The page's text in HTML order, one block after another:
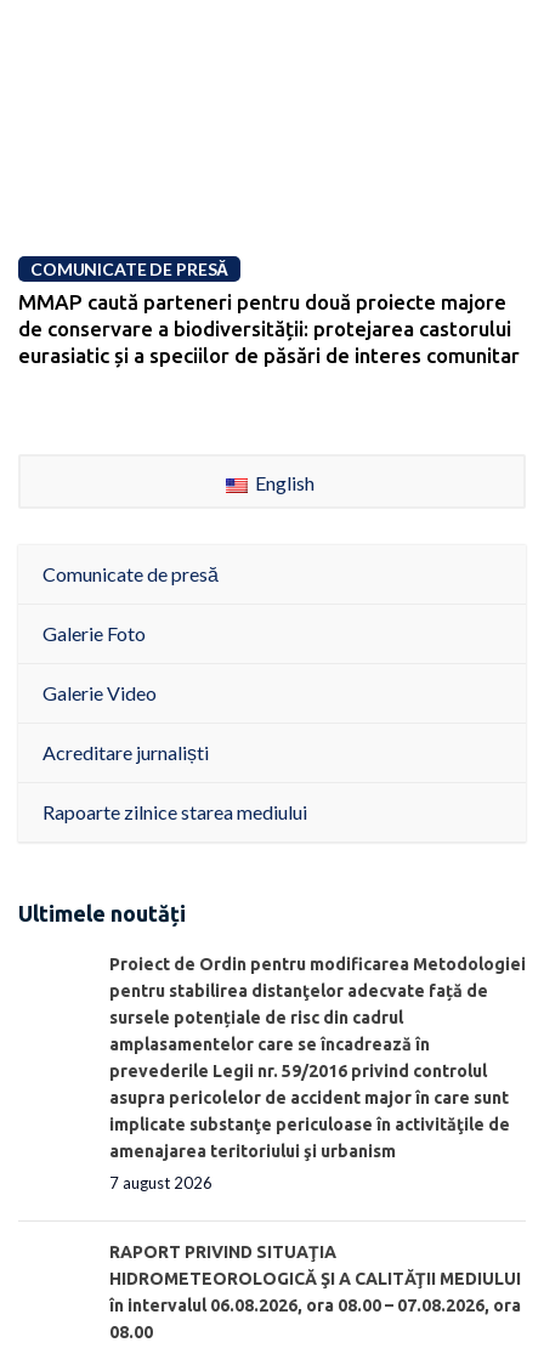
COMUNICATE DE PRESĂ
MMAP caută parteneri pentru două proiecte majore
de conservare a biodiversității: protejarea castorului
eurasiatic și a speciilor de păsări de interes comunitar
English
Comunicate de presă
Galerie Foto
Galerie Video
Acreditare jurnaliști
Rapoarte zilnice starea mediului
Ultimele noutăți
Proiect de Ordin pentru modificarea Metodologiei
pentru stabilirea distanţelor adecvate față de
sursele potențiale de risc din cadrul
amplasamentelor care se încadrează în
prevederile Legii nr. 59/2016 privind controlul
asupra pericolelor de accident major în care sunt
implicate substanţe periculoase în activităţile de
amenajarea teritoriului şi urbanism
7 august 2026
RAPORT PRIVIND SITUAŢIA
HIDROMETEOROLOGICĂ ŞI A CALITĂŢII MEDIULUI
în intervalul 06.08.2026, ora 08.00 – 07.08.2026, ora
08.00